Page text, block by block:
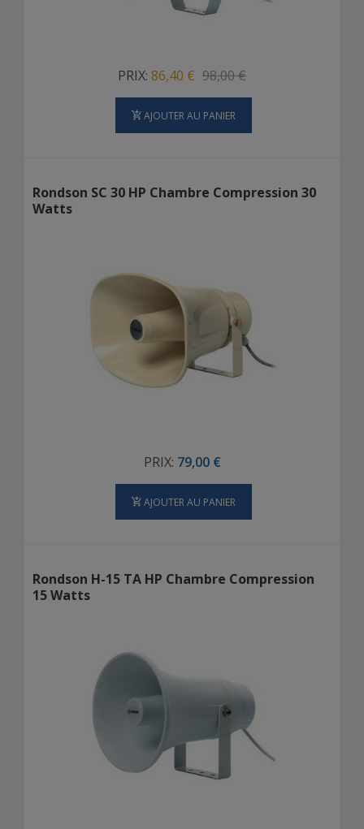
PRIX: 86,40 € 98,00 €
AJOUTER AU PANIER
Rondson SC 30 HP Chambre Compression 30
Watts
PRIX: 79,00 €
AJOUTER AU PANIER
Rondson H-15 TA HP Chambre Compression
15 Watts